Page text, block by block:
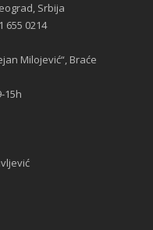
Srbija
655 0214
Milojević“, Braće
15h